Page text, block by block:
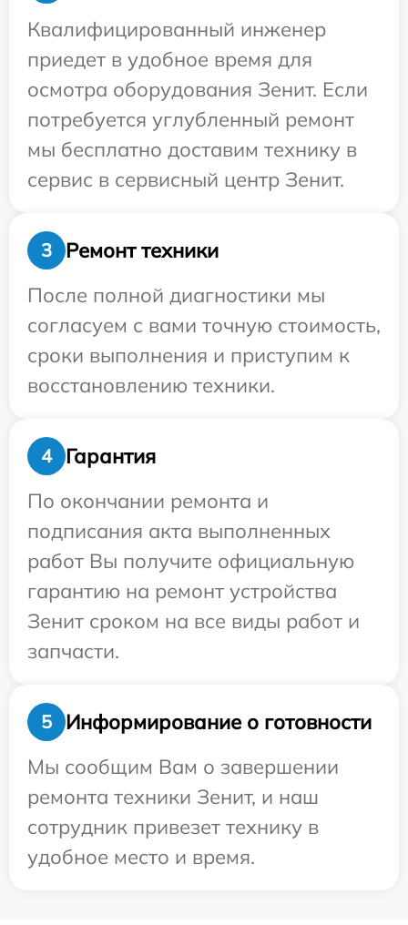
Квалифицированный инженер
приедет в удобное время для
осмотра оборудования Зенит. Если
потребуется углубленный ремонт
мы бесплатно доставим технику в
сервис в сервисный центр Зенит.
3
Ремонт техники
После полной диагностики мы
согласуем с вами точную стоимость,
сроки выполнения и приступим к
восстановлению техники.
4
Гарантия
По окончании ремонта и
подписания акта выполненных
работ Вы получите официальную
гарантию на ремонт устройства
Зенит сроком на все виды работ и
запчасти.
5
Информирование о готовности
Мы сообщим Вам о завершении
ремонта техники Зенит, и наш
сотрудник привезет технику в
удобное место и время.